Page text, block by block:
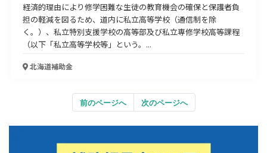
経済的理由により修学困難な生徒の教育機会の確保と保護者負
担の軽減を図るため、道内に私立高等学校（通信制を除
く。）、私立特別支援学校の高等部及び私立専修学校高等課程
（以下「私立高等学校等」という。...
北海道補助金
前のページへ 次のページへ